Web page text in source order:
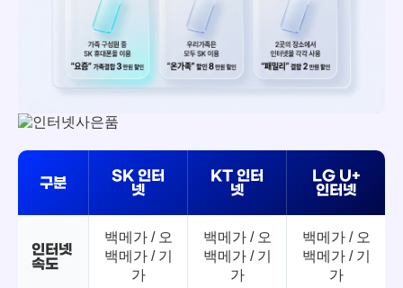
구분
SK 인터
넷
KT 인터
넷
LG U+
인터넷
인터넷
속도
백메가 / 오
백메가 / 기
가
백메가 / 오
백메가 / 기
가
백메가 / 오
백메가 / 기
가